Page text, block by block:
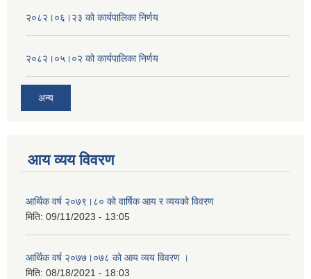
२०८२।०६।२३ को कार्यपालिका निर्णय
२०८२।०५।०२ को कार्यपालिका निर्णय
अन्य
आय व्यय विवरण
आर्थिक वर्ष २०७९।८० को वार्षिक आय र व्ययको विवरण
मिति: 09/11/2023 - 13:05
आर्थिक वर्ष २०७७।०७८ को आय व्यय विवरण ।
मिति: 08/18/2021 - 18:03